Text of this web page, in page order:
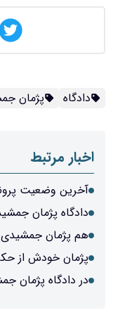
دادگاه پژمان
اخبار مرتبط
آخرین وضعیت
دادگاه پژمان
هم پژمان جمشیدی
پژمان خودش از
در دادگاه